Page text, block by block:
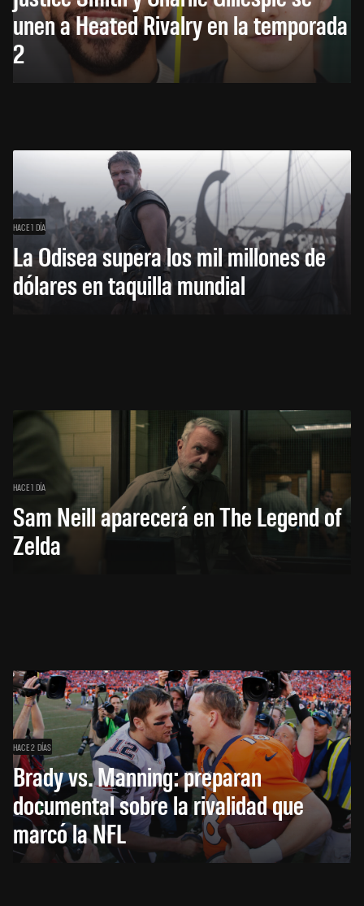
unen a Heated Rivalry en la temporada
2
HACE 1 DÍA
La Odisea supera los mil millones de
dólares en taquilla mundial
HACE 1 DÍA
Sam Neill aparecerá en The Legend of
Zelda
HACE 2 DÍAS
Brady vs. Manning: preparan
documental sobre la rivalidad que
marcó la NFL